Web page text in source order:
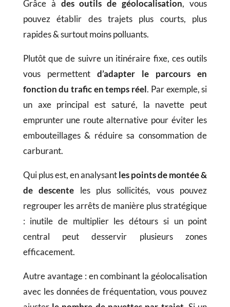
Grâce à des outils de géolocalisation, vous
pouvez établir des trajets plus courts, plus
rapides & surtout moins polluants.
Plutôt que de suivre un itinéraire fixe, ces outils
vous permettent d’adapter le parcours en
fonction du trafic en temps réel. Par exemple, si
un axe principal est saturé, la navette peut
emprunter une route alternative pour éviter les
embouteillages & réduire sa consommation de
carburant.
Qui plus est, en analysantlespoints de montée &
de descente les plus sollicités, vous pouvez
regrouper les arrêts de manière plus stratégique
: inutile de multiplier les détours si un point
central peut desservir plusieurs zones
efficacement.
Autre avantage : en combinant la géolocalisation
avec les données de fréquentation, vous pouvez